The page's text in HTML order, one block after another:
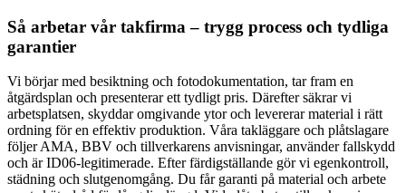
Så arbetar vår takfirma – trygg process och tydliga
garantier
Vi börjar med besiktning och fotodokumentation, tar fram en
åtgärdsplan och presenterar ett tydligt pris. Därefter säkrar vi
arbetsplatsen, skyddar omgivande ytor och levererar material i rätt
ordning för en effektiv produktion. Våra takläggare och plåtslagare
följer AMA, BBV och tillverkarens anvisningar, använder fallskydd
och är ID06-legitimerade. Efter färdigställande gör vi egenkontroll,
städning och slutgenomgång. Du får garanti på material och arbete